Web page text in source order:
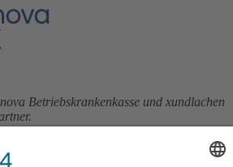
Betriebskrankenkasse und xundlachen